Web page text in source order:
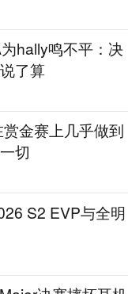
hally鸣不平：决
了算
金赛上几乎做到
切
S2 EVP与全明